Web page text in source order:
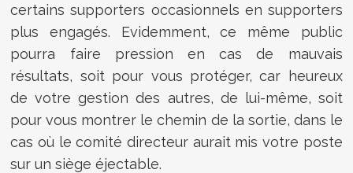
certains supporters occasionnels en supporters
plus engagés. Evidemment, ce même public
pourra faire pression en cas de mauvais
résultats, soit pour vous protéger, car heureux
de votre gestion des autres, de lui-même, soit
pour vous montrer le chemin de la sortie, dans le
cas où le comité directeur aurait mis votre poste
sur un siège éjectable.